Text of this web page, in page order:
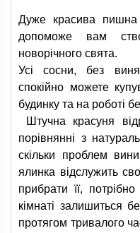
Дуже красива
допоможе вам
новорічного свята.
Усі сосни, без
спокійно можете
будинку та на роботі
Штучна красуня
порівнянні з
скільки проблем
ялинка відслужить
прибрати її,
кімнаті залишиться
протягом тривалого